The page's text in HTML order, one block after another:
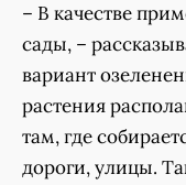
– В качестве
сады, –
вариант
растения
там, где
дороги, улицы.